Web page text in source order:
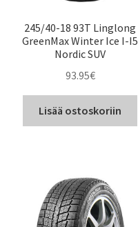
245/40-18 93T Linglong
GreenMax Winter Ice I-I5
Nordic SUV
93.95€
Lisää ostoskoriin